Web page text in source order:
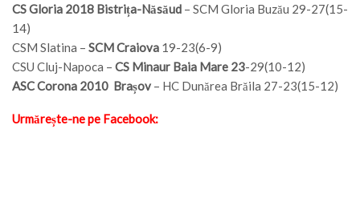
CS Gloria 2018 Bistrița-Năsăud – SCM Gloria Buzău 29-27(15-
14)
CSM Slatina – SCM Craiova 19-23(6-9)
CSU Cluj-Napoca – CS Minaur Baia Mare 23-29(10-12)
ASC Corona 2010 Brașov – HC Dunărea Brăila 27-23(15-12)
Urmărește-ne pe Facebook: